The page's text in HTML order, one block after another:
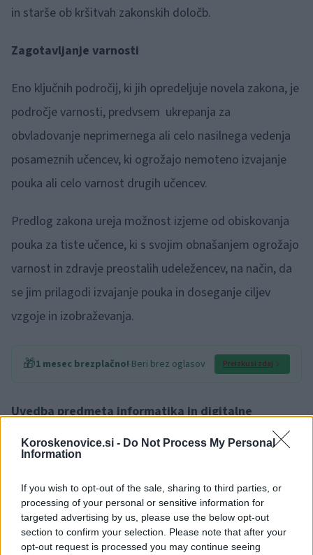
Koroskenovice.si - Do Not Process My Personal
Information
If you wish to opt-out of the sale, sharing to third parties, or
processing of your personal or sensitive information for
targeted advertising by us, please use the below opt-out
section to confirm your selection. Please note that after your
opt-out request is processed you may continue seeing
in starše ob kršitvah zakonskih določb.
Zagotavljanje varnosti
Eno ključnih področij, ki jih opredeljuje novela zakona, je
področje varnosti, predvsem ukrepanja za
obvladovanje neprimernega ali celo nasilnega vedenja
posameznih učencev, ki ogrožajo nemoteno izvajanje
pouka ali celo varnost drugih učencev.
Predlog zakona ureja možnost izjeme od obiskovanja
pouka za tiste učence, ki s svojim obnašanjem ogrožajo
varnost in zdravje preostalih udeležencev, na način, da
se jim prilagodi izvajanje pouka in doseganje ciljev
vzgoje in izobraževanja.
🎁1 mesec brezplačno! Beri brez oglasov Preizkusi zdaj
Uvedba predmeta informatika in digitalne
tehnologije
razreda uvaja nov predmet informatika in digitalne
tehnologije. Uvajanje predmeta izhaja iz potrebe, da
učencem sistematično zagotovimo temeljna znanja